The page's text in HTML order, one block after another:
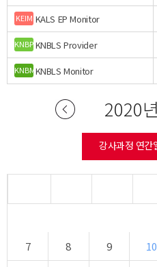
KEIM KALS EP Monitor
KNBPKNBLS Provider
KNBMKNBLS Monitor
2020년
강사과정 연간
7
8 9 10